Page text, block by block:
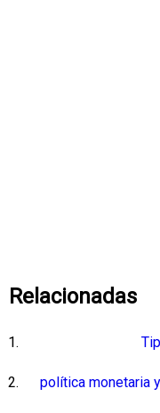
Relacionadas
política monetaria